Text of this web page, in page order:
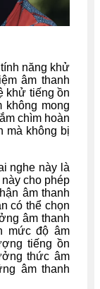
năng khử
âm thanh
khử tiếng ồn
không mong
chìm hoàn
mà không bị
nghe này là
cho phép
âm thanh
có thể chọn
âm thanh
mức độ âm
tiếng ồn
thức âm
âm thanh